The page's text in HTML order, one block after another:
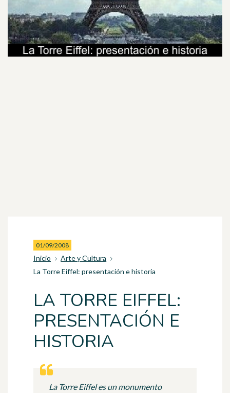
01/09/2008
Inicio
Arte y Cultura
La Torre Eiffel: presentación e historia
LA TORRE EIFFEL:
PRESENTACIÓN E
HISTORIA
La Torre Eiffel es un monumento